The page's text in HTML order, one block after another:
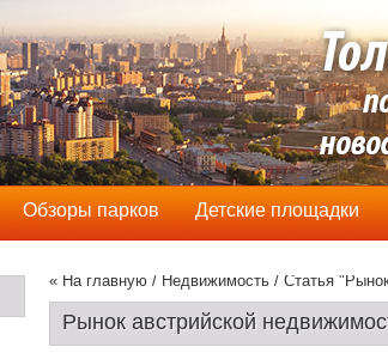
« На главную / Недвижимость / Статья
Рынок австрийской
Обзоры парков Детские площадки